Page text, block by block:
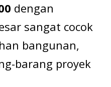
dengan
sangat cocok
bangunan,
barang proyek